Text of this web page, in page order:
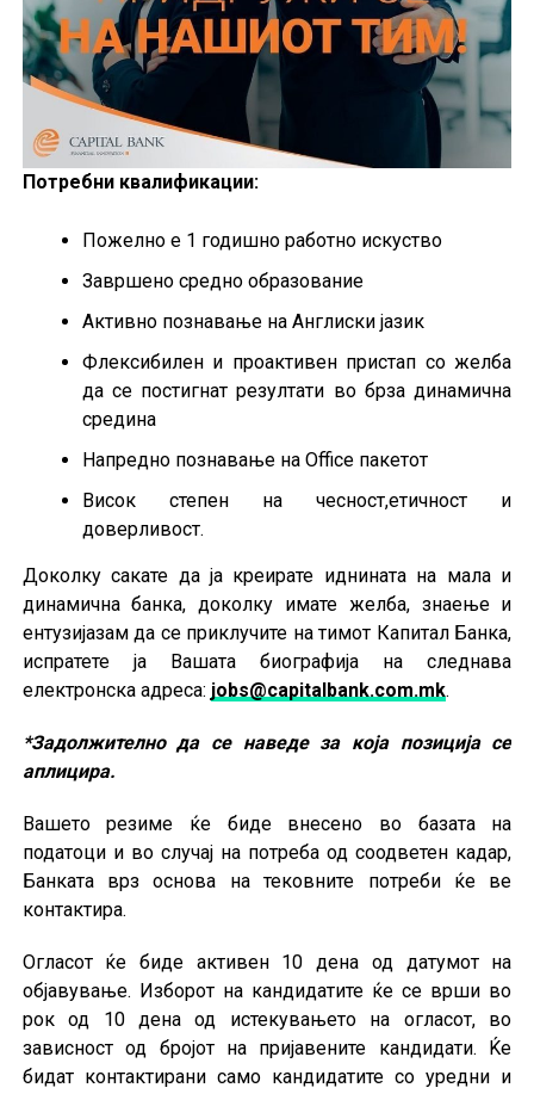
Потребни квалификации:
Пожелно е 1 годишно работно искуство
Завршено средно образование
Активно познавање на Англиски јазик
Флексибилен и проактивен пристап со желба
да се постигнат резултати во брза динамична
средина
Напредно познавање на Office пакетот
Висок степен на чесност,етичност и
доверливост.
Доколку сакате да ја креирате иднината на мала и
динамична банка, доколку имате желба, знаење и
ентузијазам да се приклучите на тимoт Капитал Банка,
испратете ја Вашата биографија на следнава
електронска адреса: jobs@capitalbank.com.mk.
*Задолжително да се наведе за која позиција се
аплицира.
Вашето резиме ќе биде внесено во базата на
податоци и во случај на потреба од соодветен кадар,
Банката врз основа на тековните потреби ќе ве
контактира.
Огласот ќе биде активен 10 дена од датумот на
објавување. Изборот на кандидатите ќе се врши во
рок од 10 дена од истекувањето на огласот, во
зависност од бројот на пријавените кандидати. Ќе
бидат контактирани само кандидатите со уредни и